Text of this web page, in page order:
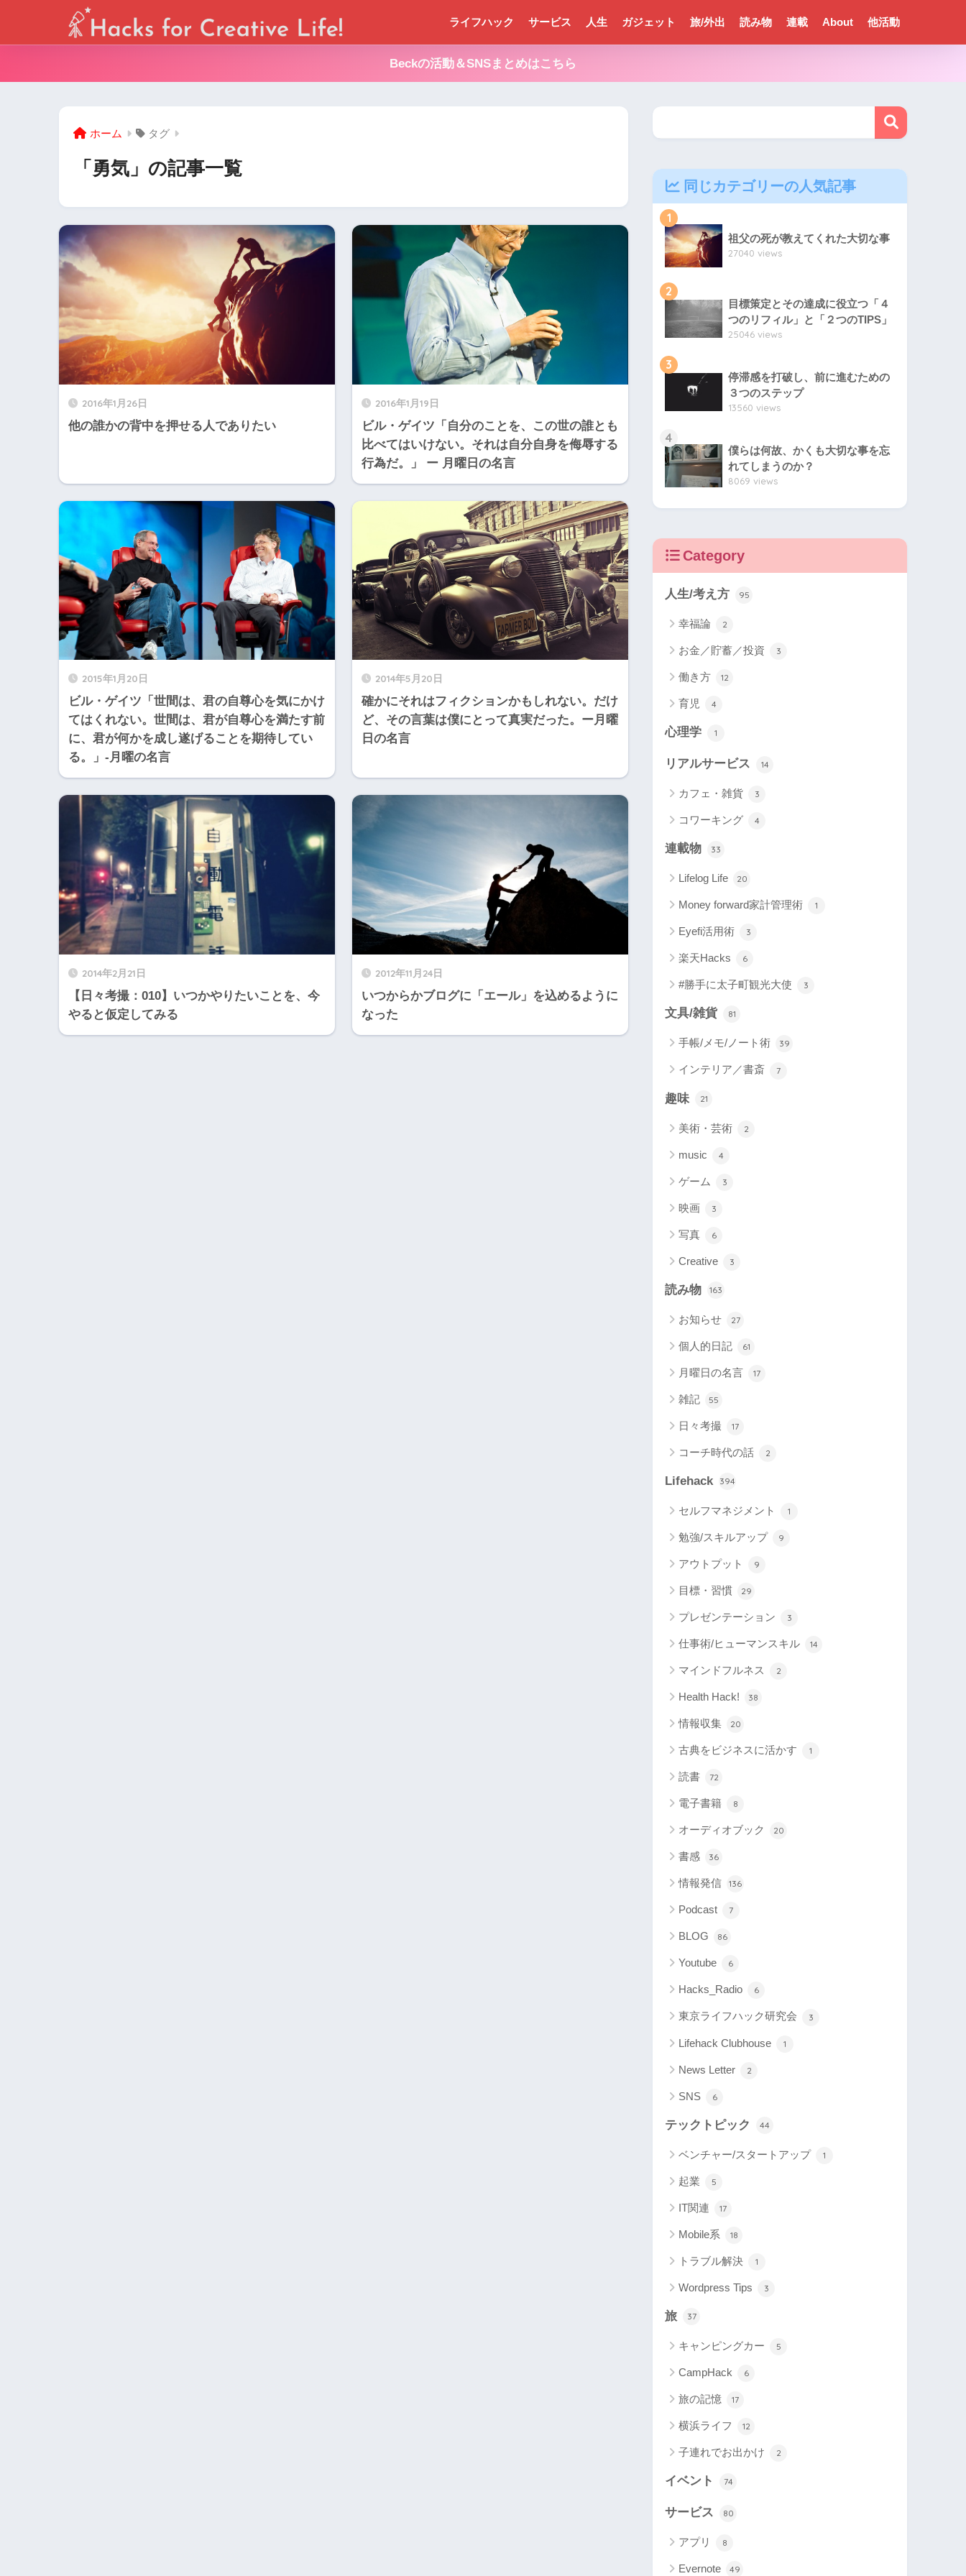
ライフハック サービス 人生 ガジェット 旅/外出 読み物 連載 About 他活動
Beckの活動＆SNSまとめはこちら
ホーム タグ
「勇気」の記事一覧
2016年1月26日
他の誰かの背中を押せる人でありたい
2016年1月19日
ビル・ゲイツ「自分のことを、この世の誰とも
比べてはいけない。それは自分自身を侮辱する
行為だ。」 ー 月曜日の名言
2015年1月20日
ビル・ゲイツ「世間は、君の自尊心を気にかけ
てはくれない。世間は、君が自尊心を満たす前
に、君が何かを成し遂げることを期待してい
る。」-月曜の名言
2014年5月20日
確かにそれはフィクションかもしれない。だけ
ど、その言葉は僕にとって真実だった。ー月曜
日の名言
2014年2月21日
【日々考撮：010】いつかやりたいことを、今
やると仮定してみる
2012年11月24日
いつからかブログに「エール」を込めるように
なった
同じカテゴリーの人気記事
1
祖父の死が教えてくれた大切な事
27040 views
2
目標策定とその達成に役立つ「４
つのリフィル」と「２つのTIPS」
25046 views
3
停滞感を打破し、前に進むための
３つのステップ
13560 views
4
僕らは何故、かくも大切な事を忘
れてしまうのか？
8069 views
Category
人生/考え方 95
幸福論 2
お金／貯蓄／投資 3
働き方 12
育児 4
心理学 1
リアルサービス 14
カフェ・雑貨 3
コワーキング 4
連載物 33
Lifelog Life 20
Money forward家計管理術 1
Eyefi活用術 3
楽天Hacks 6
#勝手に太子町観光大使 3
文具/雑貨 81
手帳/メモ/ノート術 39
インテリア／書斎 7
趣味 21
美術・芸術 2
music 4
ゲーム 3
映画 3
写真 6
Creative 3
読み物 163
お知らせ 27
個人的日記 61
月曜日の名言 17
雑記 55
日々考撮 17
コーチ時代の話 2
Lifehack 394
セルフマネジメント 1
勉強/スキルアップ 9
アウトプット 9
目標・習慣 29
プレゼンテーション 3
仕事術/ヒューマンスキル 14
マインドフルネス 2
Health Hack! 38
情報収集 20
古典をビジネスに活かす 1
読書 72
電子書籍 8
オーディオブック 20
書感 36
情報発信 136
Podcast 7
BLOG 86
Youtube 6
Hacks_Radio 6
東京ライフハック研究会 3
Lifehack Clubhouse 1
News Letter 2
SNS 6
テックトピック 44
ベンチャー/スタートアップ 1
起業 5
IT関連 17
Mobile系 18
トラブル解決 1
Wordpress Tips 3
旅 37
キャンピングカー 5
CampHack 6
旅の記憶 17
横浜ライフ 12
子連れでお出かけ 2
イベント 74
サービス 80
アプリ 8
Evernote 49